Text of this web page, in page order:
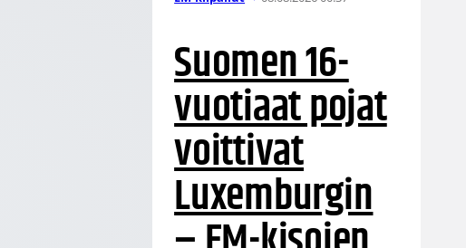
Suomen 16-
vuotiaat pojat
voittivat
Luxemburgin